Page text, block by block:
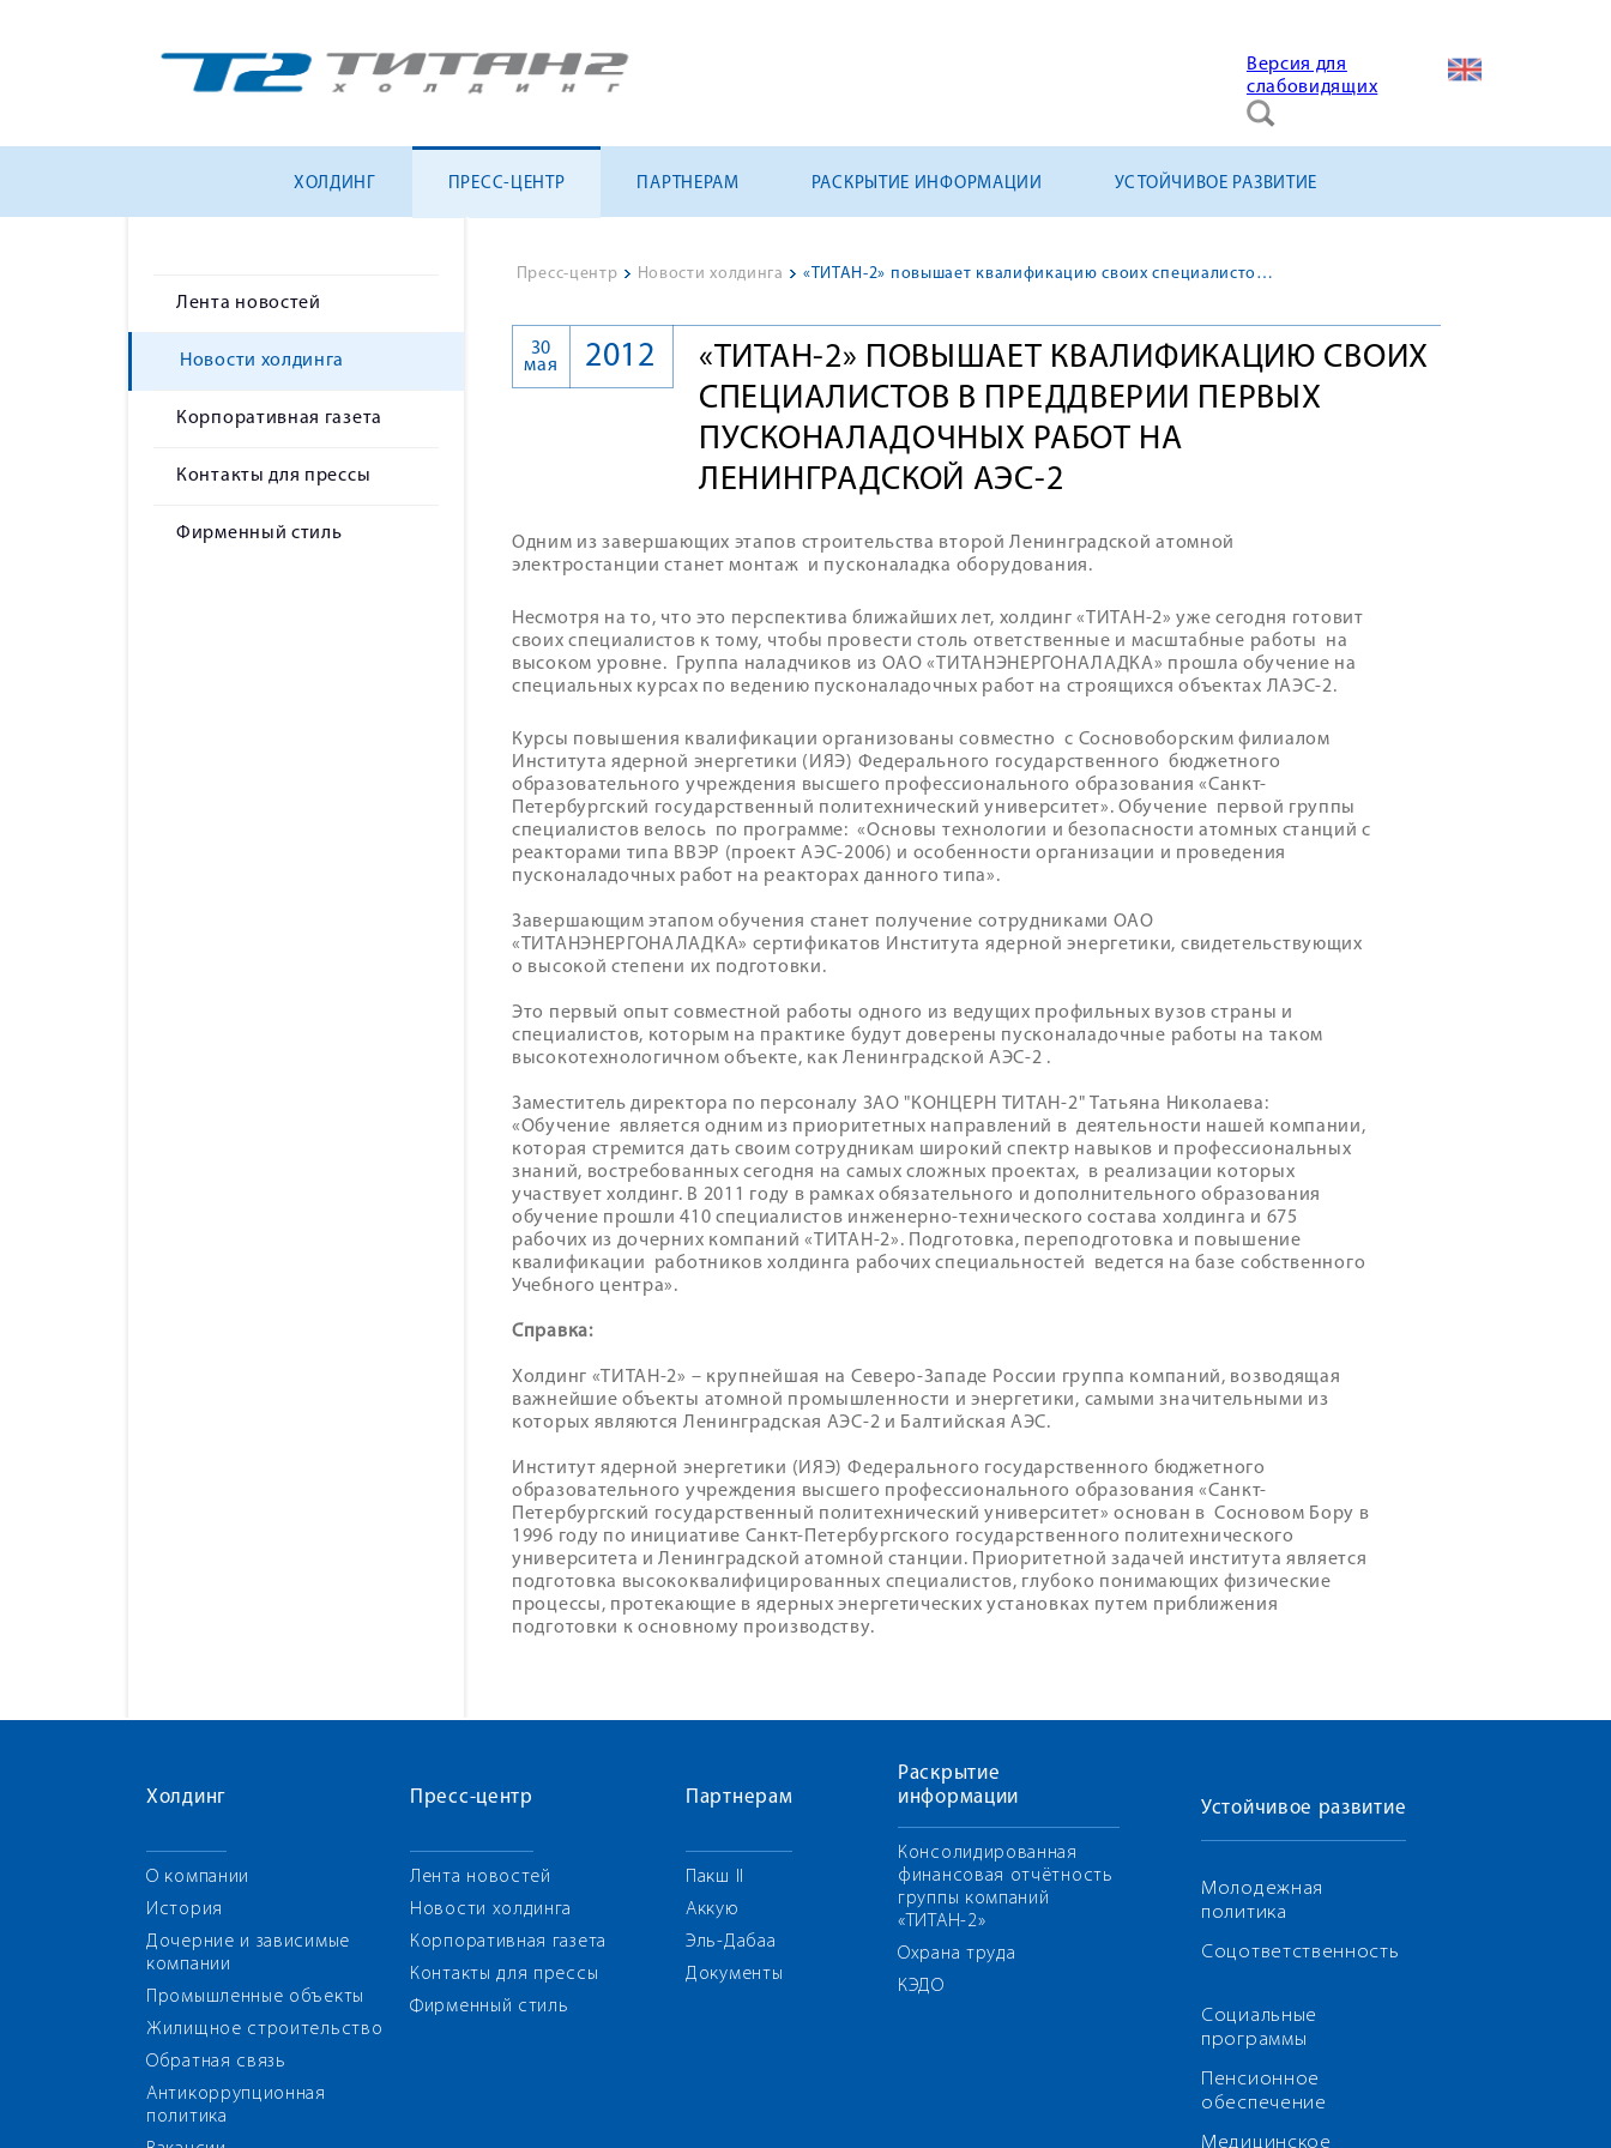
Версия для
слабовидящих
ХОЛДИНГ ПРЕСС-ЦЕНТР ПАРТНЕРАМ РАСКРЫТИЕ ИНФОРМАЦИИ УСТОЙЧИВОЕ РАЗВИТИЕ
Лента новостей
Новости холдинга
Корпоративная газета
Контакты для прессы
Фирменный стиль
Пресс-центр > Новости холдинга > «ТИТАН-2» повышает квалификацию своих специалистов в преддверии первых пусконаладочных работ на Ленинградской АЭС-2
«ТИТАН-2» ПОВЫШАЕТ КВАЛИФИКАЦИЮ СВОИХ
СПЕЦИАЛИСТОВ В ПРЕДДВЕРИИ ПЕРВЫХ
ПУСКОНАЛАДОЧНЫХ РАБОТ НА
ЛЕНИНГРАДСКОЙ АЭС-2
30
мая
2012
Одним из завершающих этапов строительства второй Ленинградской атомной
электростанции станет монтаж и пусконаладка оборудования.
Несмотря на то, что это перспектива ближайших лет, холдинг «ТИТАН-2» уже сегодня готовит
своих специалистов к тому, чтобы провести столь ответственные и масштабные работы на
высоком уровне. Группа наладчиков из ОАО «ТИТАНЭНЕРГОНАЛАДКА» прошла обучение на
специальных курсах по ведению пусконаладочных работ на строящихся объектах ЛАЭС-2.
Курсы повышения квалификации организованы совместно с Сосновоборским филиалом
Института ядерной энергетики (ИЯЭ) Федерального государственного бюджетного
образовательного учреждения высшего профессионального образования «Санкт-
Петербургский государственный политехнический университет». Обучение первой группы
специалистов велось по программе: «Основы технологии и безопасности атомных станций с
реакторами типа ВВЭР (проект АЭС-2006) и особенности организации и проведения
пусконаладочных работ на реакторах данного типа».
Завершающим этапом обучения станет получение сотрудниками ОАО
«ТИТАНЭНЕРГОНАЛАДКА» сертификатов Института ядерной энергетики, свидетельствующих
о высокой степени их подготовки.
Это первый опыт совместной работы одного из ведущих профильных вузов страны и
специалистов, которым на практике будут доверены пусконаладочные работы на таком
высокотехнологичном объекте, как Ленинградской АЭС-2 .
Заместитель директора по персоналу ЗАО "КОНЦЕРН ТИТАН-2" Татьяна Николаева:
«Обучение является одним из приоритетных направлений в деятельности нашей компании,
которая стремится дать своим сотрудникам широкий спектр навыков и профессиональных
знаний, востребованных сегодня на самых сложных проектах, в реализации которых
участвует холдинг. В 2011 году в рамках обязательного и дополнительного образования
обучение прошли 410 специалистов инженерно-технического состава холдинга и 675
рабочих из дочерних компаний «ТИТАН-2». Подготовка, переподготовка и повышение
квалификации работников холдинга рабочих специальностей ведется на базе собственного
Учебного центра».
Справка:
Холдинг «ТИТАН-2» – крупнейшая на Северо-Западе России группа компаний, возводящая
важнейшие объекты атомной промышленности и энергетики, самыми значительными из
которых являются Ленинградская АЭС-2 и Балтийская АЭС.
Институт ядерной энергетики (ИЯЭ) Федерального государственного бюджетного
образовательного учреждения высшего профессионального образования «Санкт-
Петербургский государственный политехнический университет» основан в Сосновом Бору в
1996 году по инициативе Санкт-Петербургского государственного политехнического
университета и Ленинградской атомной станции. Приоритетной задачей института является
подготовка высококвалифицированных специалистов, глубоко понимающих физические
процессы, протекающие в ядерных энергетических установках путем приближения
подготовки к основному производству.
Холдинг
О компании
История
Дочерние и зависимые
компании
Промышленные объекты
Жилищное строительство
Обратная связь
Антикоррупционная
политика
Пресс-центр
Лента новостей
Новости холдинга
Корпоративная газета
Контакты для прессы
Фирменный стиль
Партнерам
Пакш II
Аккую
Эль-Дабаа
Документы
Раскрытие
информации
Консолидированная
финансовая отчётность
группы компаний
«ТИТАН-2»
Охрана труда
КЭДО
Устойчивое развитие
Молодежная
политика
Соцответственность
Социальные
программы
Пенсионное
обеспечение
Медицинское